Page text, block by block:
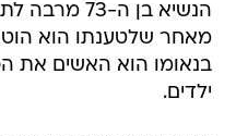
הנשיא בן ה-
מאחר שלטענתו הוא
בנאומו הוא האשים את
ילדים.